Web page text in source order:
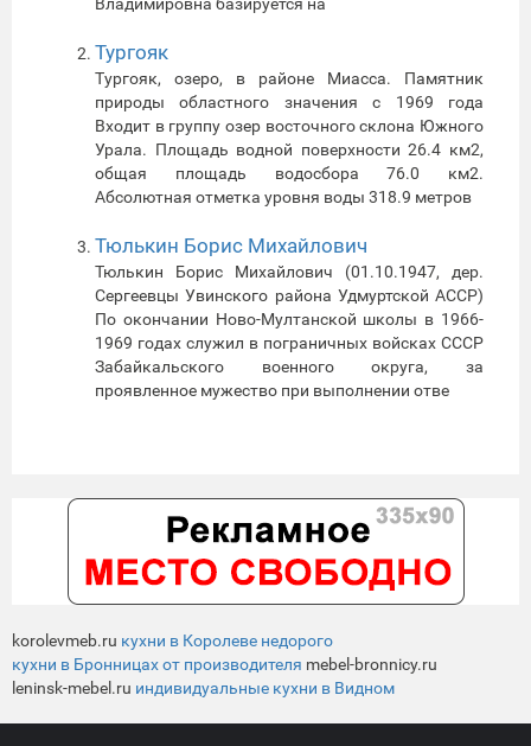
Тургояк
Тургояк, озеро, в районе Миасса. Памятник
природы областного значения с 1969 года
Входит в группу озер восточного склона Южного
Урала. Площадь водной поверхности 26.4 км2,
общая площадь водосбора 76.0 км2.
Абсолютная отметка уровня воды 318.9 метров
Тюлькин Борис Михайлович
Тюлькин Борис Михайлович (01.10.1947, дер.
Сергеевцы Увинского района Удмуртской АССР)
По окончании Ново-Мултанской школы в 1966-
1969 годах служил в пограничных войсках СССР
Забайкальского военного округа, за
проявленное мужество при выполнении отве
korolevmeb.ru кухни в Королеве недорого
кухни в Бронницах от производителя mebel-bronnicy.ru
leninsk-mebel.ru индивидуальные кухни в Видном